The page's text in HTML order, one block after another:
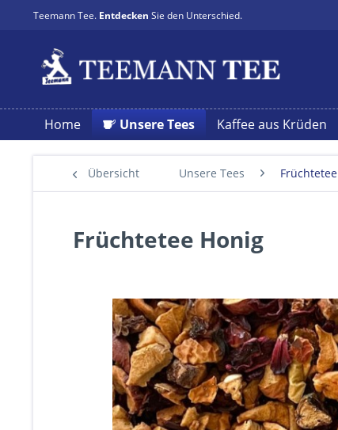
Teemann Tee. Entdecken Sie den Unterschied.
Home Unsere Tees Kaffee aus Krüden
Übersicht Unsere Tees Früchtetee
Früchtetee Honig